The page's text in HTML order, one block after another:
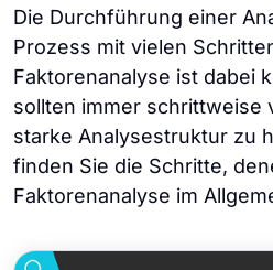
Die Durchführung einer
Prozess mit vielen
Faktorenanalyse ist dabei
sollten immer schrittweise
starke Analysestruktur zu
finden Sie die Schritte,
Faktorenanalyse im